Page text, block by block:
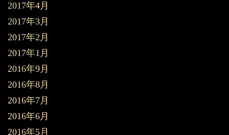
2017年4月
2017年3月
2017年2月
2017年1月
2016年9月
2016年8月
2016年7月
2016年6月
2016年5月